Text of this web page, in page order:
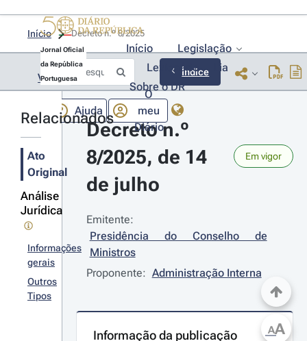
Jornal Oficial
da República
Portuguesa
Início
Legislação
Lexionário
Lia
Sobre o DR
Ajuda
O
meu
Diário
Início
Voltar Índice
Relacionados
Ato
Original
Análise
Jurídica
Informações
gerais
Outros
Tipos
Decreto n.º
8/2025, de 14
de julho
Em vigor
Emitente:
Presidência do Conselho de
Ministros
Proponente: Administração Interna
Informação da publicação AA